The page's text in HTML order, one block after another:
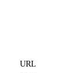
URL